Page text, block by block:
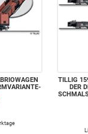
TILLIG
DER